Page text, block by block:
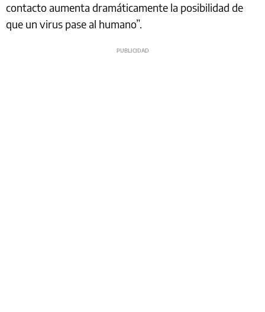
contacto aumenta dramáticamente la posibilidad de
que un virus pase al humano”.